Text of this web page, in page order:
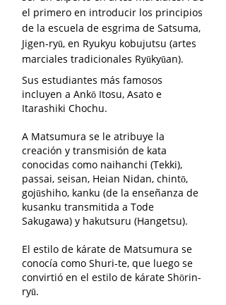
el primero en introducir los principios
de la escuela de esgrima de Satsuma,
Jigen-ryū, en Ryukyu kobujutsu (artes
marciales tradicionales Ryūkyūan).
Sus estudiantes más famosos
incluyen a Ankō Itosu, Asato e
Itarashiki Chochu.
A Matsumura se le atribuye la
creación y transmisión de kata
conocidas como naihanchi (Tekki),
passai, seisan, Heian Nidan, chintō,
gojūshiho, kanku (de la enseñanza de
kusanku transmitida a Tode
Sakugawa) y hakutsuru (Hangetsu).
El estilo de kárate de Matsumura se
conocía como Shuri-te, que luego se
convirtió en el estilo de kárate Shōrin-
ryū.